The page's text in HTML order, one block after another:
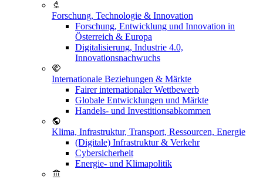
Forschung, Technologie & Innovation
Forschung, Entwicklung und Innovation in
Österreich & Europa
Digitalisierung, Industrie 4.0,
Innovationsnachwuchs
Internationale Beziehungen & Märkte
Fairer internationaler Wettbewerb
Globale Entwicklungen und Märkte
Handels- und Investitionsabkommen
Klima, Infrastruktur, Transport, Ressourcen, Energie
(Digitale) Infrastruktur & Verkehr
Cybersicherheit
Energie- und Klimapolitik